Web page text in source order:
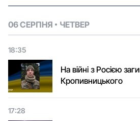
06 СЕРПНЯ ЧЕТВЕР
18:35
На війні з Росією
Кропивницького
17:28